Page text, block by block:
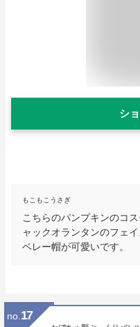
シ
もこもこうさぎ
こちらのパンプキンのコ
ャックオランタンのフェ
ベレー帽が可愛いです。
no. 17